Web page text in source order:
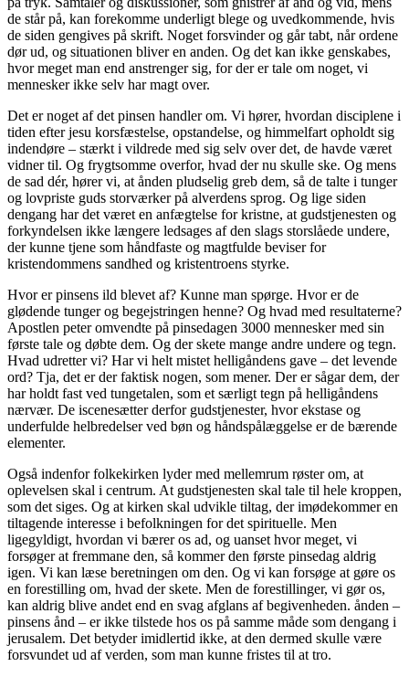
de står på, kan forekomme underligt blege og uvedkommende, hvis
de siden gengives på skrift. Noget forsvinder og går tabt, når ordene
dør ud, og situationen bliver en anden. Og det kan ikke genskabes,
hvor meget man end anstrenger sig, for der er tale om noget, vi
mennesker ikke selv har magt over.
Det er noget af det pinsen handler om. Vi hører, hvordan disciplene i
tiden efter jesu korsfæstelse, opstandelse, og himmelfart opholdt sig
indendøre – stærkt i vildrede med sig selv over det, de havde været
vidner til. Og frygtsomme overfor, hvad der nu skulle ske. Og mens
de sad dér, hører vi, at ånden pludselig greb dem, så de talte i tunger
og lovpriste guds storværker på alverdens sprog. Og lige siden
dengang har det været en anfægtelse for kristne, at gudstjenesten og
forkyndelsen ikke længere ledsages af den slags storslåede undere,
der kunne tjene som håndfaste og magtfulde beviser for
kristendommens sandhed og kristentroens styrke.
Hvor er pinsens ild blevet af? Kunne man spørge. Hvor er de
glødende tunger og begejstringen henne? Og hvad med resultaterne?
Apostlen peter omvendte på pinsedagen 3000 mennesker med sin
første tale og døbte dem. Og der skete mange andre undere og tegn.
Hvad udretter vi? Har vi helt mistet helligåndens gave – det levende
ord? Tja, det er der faktisk nogen, som mener. Der er sågar dem, der
har holdt fast ved tungetalen, som et særligt tegn på helligåndens
nærvær. De iscenesætter derfor gudstjenester, hvor ekstase og
underfulde helbredelser ved bøn og håndspålæggelse er de bærende
elementer.
Også indenfor folkekirken lyder med mellemrum røster om, at
oplevelsen skal i centrum. At gudstjenesten skal tale til hele kroppen,
som det siges. Og at kirken skal udvikle tiltag, der imødekommer en
tiltagende interesse i befolkningen for det spirituelle. Men
ligegyldigt, hvordan vi bærer os ad, og uanset hvor meget, vi
forsøger at fremmane den, så kommer den første pinsedag aldrig
igen. Vi kan læse beretningen om den. Og vi kan forsøge at gøre os
en forestilling om, hvad der skete. Men de forestillinger, vi gør os,
kan aldrig blive andet end en svag afglans af begivenheden. ånden –
pinsens ånd – er ikke tilstede hos os på samme måde som dengang i
jerusalem. Det betyder imidlertid ikke, at den dermed skulle være
forsvundet ud af verden, som man kunne fristes til at tro.